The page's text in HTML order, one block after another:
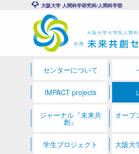
大阪大学 人間科学研究科/人間科学部
センターについて
IMPACT projects
ジャーナル『未来共
創』
オープ
学生プロジェクト 大阪大